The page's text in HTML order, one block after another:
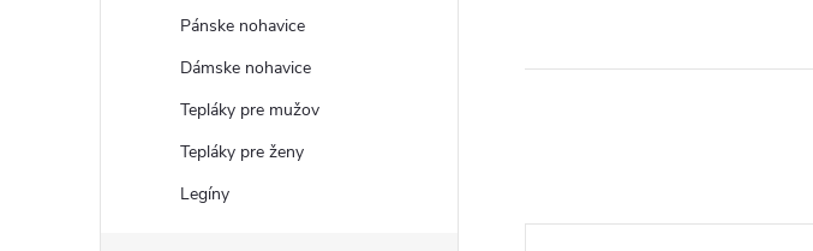
Pánske nohavice
Dámske nohavice
Tepláky pre mužov
Tepláky pre ženy
Legíny